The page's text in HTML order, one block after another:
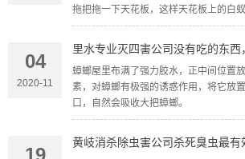
拖把拖一下天花板，这样天花板上的白蚁
04
2020-11
里水专业灭四害公司没有吃的东
蟑螂屋里布满了强力胶水，正中间位置
素，对蟑螂有极强的诱惑作用，将它放
口，自然会吸收大把蟑螂。
19
黄岐消杀除虫害公司杀死臭虫最有